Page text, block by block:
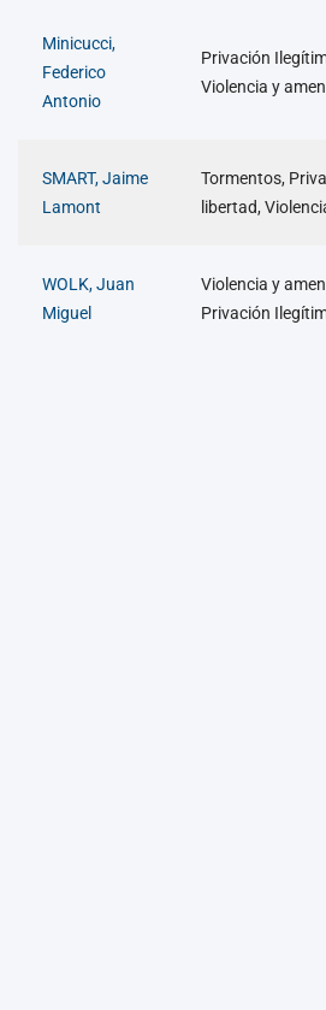
Minicucci,
Federico
Antonio
Privación
Violencia y
SMART, Jaime
Lamont
Tormentos,
libertad,
WOLK, Juan
Miguel
Violencia y
Privación